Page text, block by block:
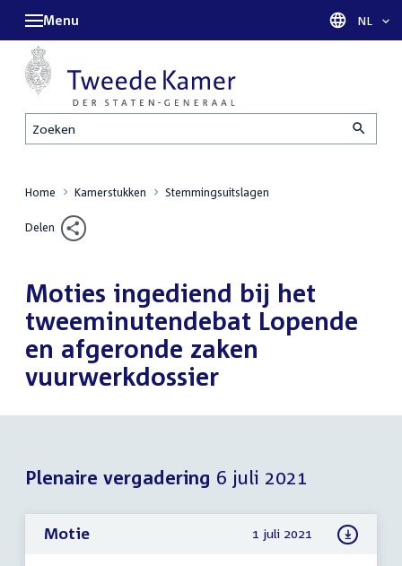
Zoeken
Menu Taal
NL
Home Kamerstukken Stemmingsuitslagen
Delen
Moties ingediend bij het
tweeminutendebat Lopende
en afgeronde zaken
vuurwerkdossier
Plenaire vergadering 6 juli 2021
Motie 1 juli 2021